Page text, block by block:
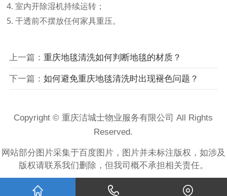
4. 室内开除湿机持续运转；
5. 干透前不摆放任何家具重压。
上一篇： 重庆地毯清洗如何判断地毯的材质？
下一篇： 如何避免重庆地毯清洗时出现褪色问题？
Copyright © 重庆洁城士物业服务有限公司 All Rights
Reserved.
网站部分图片采集于百度图片，图片并未标注版权，如涉及
版权请联系我们删除，但我司概不承担相关责任。